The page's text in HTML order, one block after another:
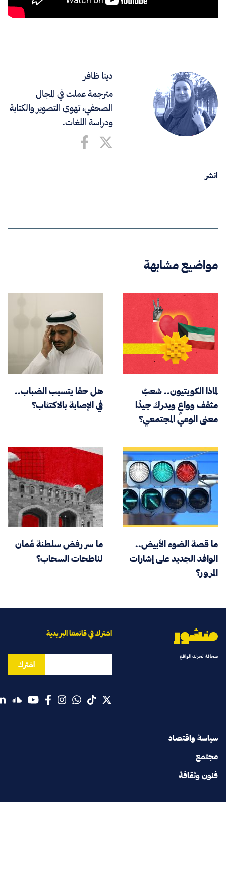
دينا ظافر
مترجمة عملت في المجال
الصحفي، تهوى التصوير والكتابة
ودراسة اللغات.
انشر
مواضيع مشابهة
لماذا الكويتيون.. شعبٌ
مثقف وواعٍ ويدرك جيدًا
معنى الوعي المجتمعي؟
هل حقا يتسبب الضباب..
في الإصابة بالاكتئاب؟
ما قصة الضوء الأبيض..
الوافد الجديد على إشارات
المرور؟
ما سر رفض سلطنة عُمان
لناطحات السحاب؟
صحافة تحرك الواقع
سياسة واقتصاد
مجتمع
فنون وثقافة
اشترك في قائمتنا البريدية
اشترك